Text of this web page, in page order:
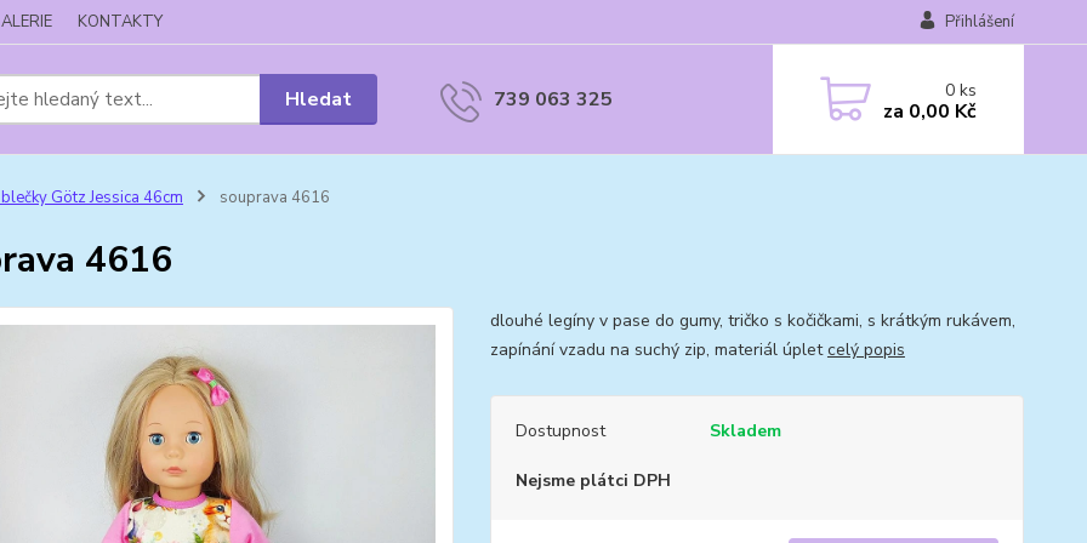
KONTAKTY Přihlášení
Hledat 739 063 325 0ks
za 0,00 Kč
Götz Jessica 46cm souprava 4616
4616
dlouhé legíny v pase do gumy, tričko s kočičkami, s krátkým rukávem,
zapínání vzadu na suchý zip, materiál úpletcelý popis
Dostupnost Skladem
Nejsme plátci DPH